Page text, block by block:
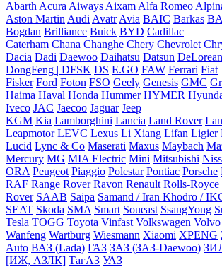
Abarth Acura Aiways Aixam Alfa Romeo
Aston Martin Audi Avatr Avia BAIC Barkas
Bogdan Brilliance Buick BYD Cadillac
Caterham Chana Changhe Chery Chevrolet
Dacia Dadi Daewoo Daihatsu Datsun DeLorean
DongFeng | DFSK DS E.GO FAW Ferrari Fiat
Fisker Ford Foton FSO Geely Genesis GMC
Haima Haval Honda Hummer HYMER
Iveco JAC Jaecoo Jaguar Jeep
KGM Kia Lamborghini Lancia Land Rover
Leapmotor LEVC Lexus Li Xiang Lifan Ligier
Lucid Lync & Co Maserati Maxus Maybach
Mercury MG MIA Electric Mini Mitsubishi
ORA Peugeot Piaggio Polestar Pontiac Porsche
RAF Range Rover Ravon Renault Rolls-Royce
Rover SAAB Saipa Samand / Iran Khodro /
SEAT Skoda SMA Smart Soueast SsangYong
Tesla TOGG Toyota Vinfast Volkswagen Volvo
Wanfeng Wartburg Wiesmann Xiaomi XPENG
Auto ВАЗ (Lada) ГАЗ ЗАЗ (ЗАЗ-Daewoo)
[ИЖ, АЗЛК] ТагАЗ УАЗ